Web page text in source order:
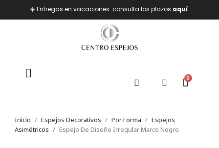
☀️ Entregas en vacaciones: consulta los plazos aquí.
Inicio Espejos Decorativos Por Forma
Espejos
Asimétricos
Espejo De Diseño Irregular Marco Negro